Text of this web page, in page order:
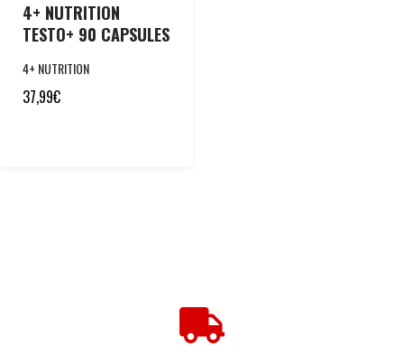
4+ NUTRITION
TESTO+ 90 CAPSULES
4+ NUTRITION
37,99€